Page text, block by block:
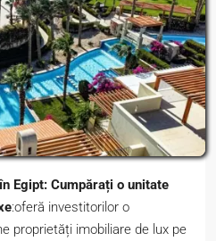
Egipt: Cumpărați o unitate
:oferă investitorilor o
proprietăți imobiliare de lux pe